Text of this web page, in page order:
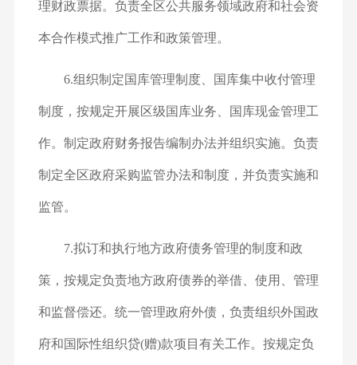
理财政票据。负责全区公共服务领域政府和社会资
本合作模式推广工作和政策管理。
6.组织制定国库管理制度、国库集中收付管理
制度，按规定开展区级国库业务、国库现金管理工
作。制定政府财务报告编制办法并组织实施。负责
制定全区政府采购监管办法和制度，并负责实施和
监管。
7.拟订和执行地方政府债务管理的制度和政
策，按规定负责地方政府债券的举借、使用、管理
和监督偿还。统一管理政府外债，负责组织外国政
府和国际性组织贷(赠)款项目有关工作。按规定负